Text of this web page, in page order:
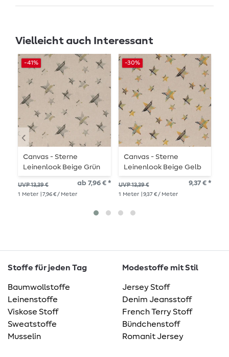
Vielleicht auch Interessant
-41%
Canvas - Sterne
Leinenlook Beige Grün
UVP 13,39 € ab 7,96 € *
1 Meter | 7,96 € / Meter
-30%
Canvas - Sterne
Leinenlook Beige Gelb
UVP 13,39 € 9,37 € *
1 Meter | 9,37 € / Meter
Stoffe für jeden Tag
Baumwollstoffe
Leinenstoffe
Viskose Stoff
Sweatstoffe
Musselin
Modestoffe mit Stil
Jersey Stoff
Denim Jeansstoff
French Terry Stoff
Bündchenstoff
Romanit Jersey